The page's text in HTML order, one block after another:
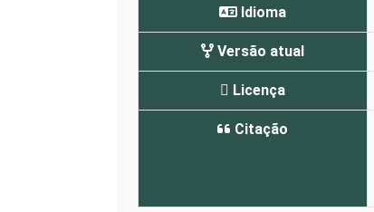
Idioma
Versão atual
Licença
Citação